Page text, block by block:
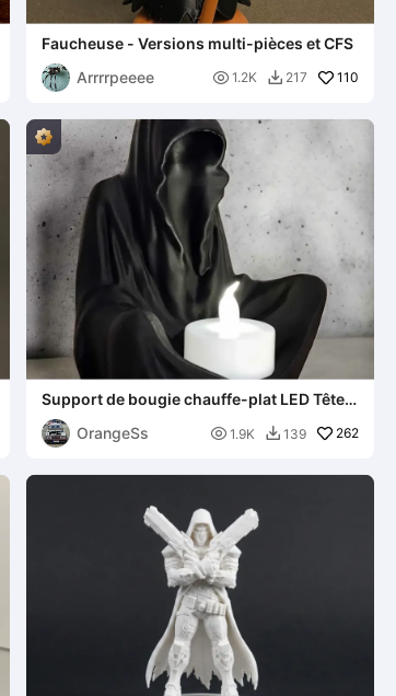
Faucheuse - Versions multi-pièces et CFS
Arrrrpeeee
 1.2K  217 110
Support de bougie chauffe-plat LED Tête
de Mort
OrangeSs
 1.9K  139 262